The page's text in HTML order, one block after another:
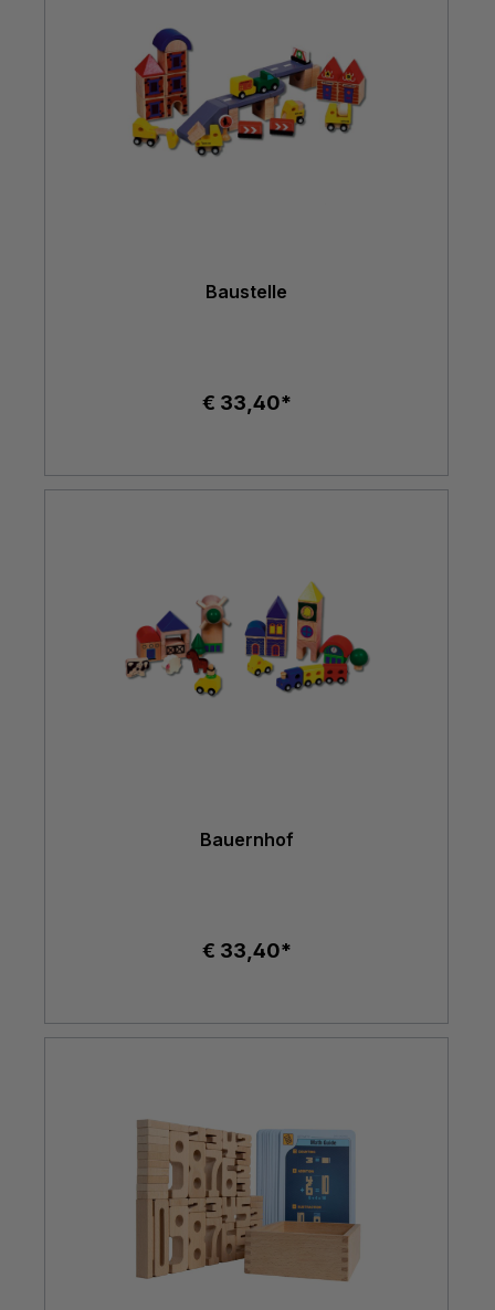
Baustelle
€ 33,40*
Bauernhof
€ 33,40*